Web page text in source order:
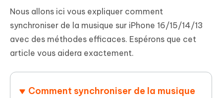
Nous allons ici vous expliquer comment
synchroniser de la musique sur iPhone 16/15/14/13
avec des méthodes efficaces. Espérons que cet
article vous aidera exactement.
Comment synchroniser de la musique